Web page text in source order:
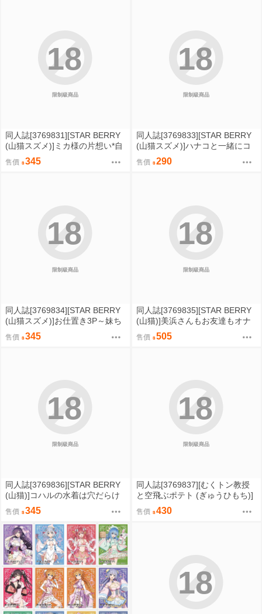
限制級商品
18
同人誌[3769831][STAR BERRY
(山猫スズメ)]ミカ様の片想い*自
慰編 (蔚藍檔案)
售價 345
限制級商品
18
同人誌[3769833][STAR BERRY
(山猫スズメ)]ハナコと一緒にコ
ハルちゃんと遊ぼ (蔚藍檔案)
售價 290
限制級商品
18
同人誌[3769834][STAR BERRY
(山猫スズメ)]お仕置き3P～妹ち
ゃんと2人のお兄ちゃん～ (原創)
售價 345
限制級商品
18
同人誌[3769835][STAR BERRY
(山猫)]美浜さんもお友達もオナ
ニーが大好き (原創)
售價 505
限制級商品
18
同人誌[3769836][STAR BERRY
(山猫)]コハルの水着は穴だらけ
(蔚藍檔案)
售價 345
限制級商品
18
同人誌[3769837][むくトン教授
と空飛ぶポテト (ぎゅうひもち)]
ちんまい委員長は俺にだけ秘密
を見せてくれる (巨乳)
售價 430
18